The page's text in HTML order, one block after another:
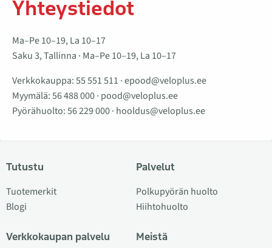
Yhteystiedot
Ma–Pe 10–19, La 10–17
Saku 3, Tallinna · Ma–Pe 10–19, La 10–17
Verkkokauppa:55 551 511 ·epood@veloplus.ee
Myymälä:56 488 000· pood@veloplus.ee
Pyörähuolto:56 229 000· hooldus@veloplus.ee
Tutustu
Tuotemerkit
Blogi
Verkkokaupan palvelu
Palvelut
Polkupyörän huolto
Hiihtohuolto
Meistä